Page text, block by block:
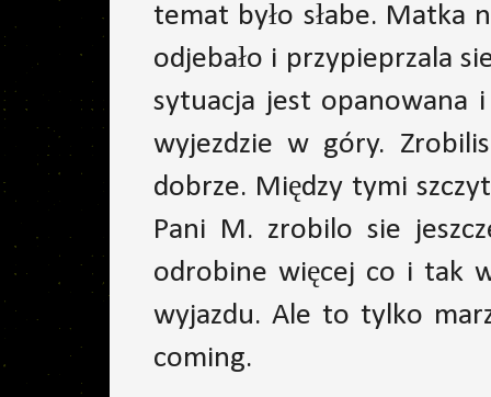
temat było słabe. Matka
odjebało i przypieprzala
sytuacja jest opanowana
wyjezdzie w góry.
dobrze. Między tymi
Pani M. zrobilo sie
odrobine więcej co i tak
wyjazdu. Ale to tylko
coming.